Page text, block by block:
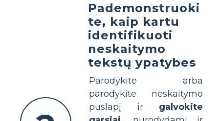
Pademonstruoki
te, kaip kartu
identifikuoti
neskaitymo
tekstų ypatybes
Parodykite arba
parodykite neskaitymo
puslapį ir galvokite